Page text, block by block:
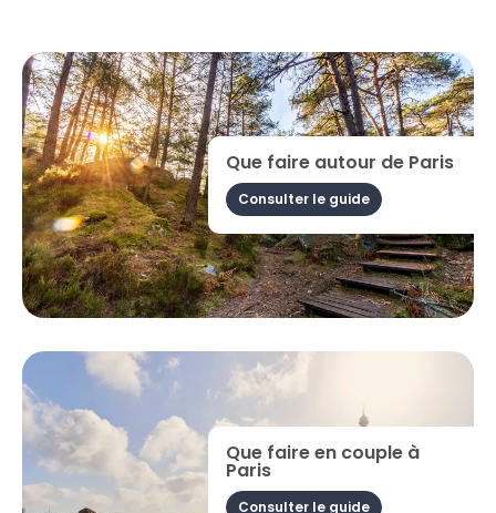
Que faire autour de Paris
Consulter le guide
Que faire en couple à
Paris
Consulter le guide